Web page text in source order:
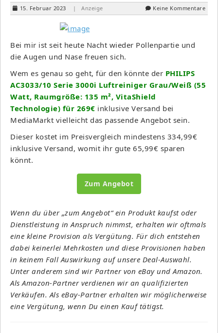
15. Februar 2023 | Anzeige Keine Kommentare
Bei mir ist seit heute Nacht wieder Pollenpartie und
die Augen und Nase freuen sich.
Wem es genau so geht, für den könnte der PHILIPS
AC3033/10 Serie 3000i Luftreiniger Grau/Weiß (55
Watt, Raumgröße: 135 m², VitaShield
Technologie) für 269€ inklusive Versand bei
MediaMarkt vielleicht das passende Angebot sein.
Dieser kostet im Preisvergleich mindestens 334,99€
inklusive Versand, womit ihr gute 65,99€ sparen
könnt.
Zum Angebot
Wenn du über „zum Angebot“ ein Produkt kaufst oder
Dienstleistung in Anspruch nimmst, erhalten wir oftmals
eine kleine Provision als Vergütung. Für dich entstehen
dabei keinerlei Mehrkosten und diese Provisionen haben
in keinem Fall Auswirkung auf unsere Deal-Auswahl.
Unter anderem sind wir Partner von eBay und Amazon.
Als Amazon-Partner verdienen wir an qualifizierten
Verkäufen. Als eBay-Partner erhalten wir möglicherweise
eine Vergütung, wenn Du einen Kauf tätigst.